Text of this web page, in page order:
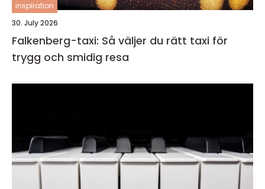
inspiration
30. July 2026
Falkenberg-taxi: Så väljer du rätt taxi för
trygg och smidig resa